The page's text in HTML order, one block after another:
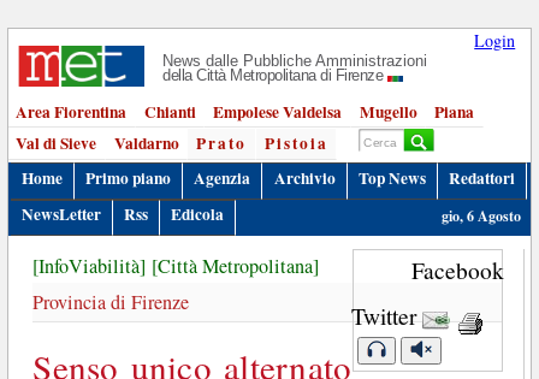
Login
News dalle Pubbliche Amministrazioni
della Città Metropolitana di Firenze
Area Fiorentina Chianti Empolese Valdelsa Mugello
Piana
Val di Sieve
Valdarno Prato
Pistoia
Home
Primo piano Agenzia Archivio Top News
Redattori
NewsLetter
Rss Edicola gio, 6 Agosto
Facebook
Twitter
[InfoViabilità] [Città Metropolitana]
Provincia di Firenze
Senso unico alternato